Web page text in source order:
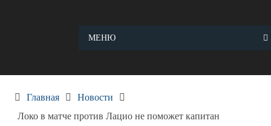
МЕНЮ
Главная
Новости
Локо в матче против Лацио не поможет капитан